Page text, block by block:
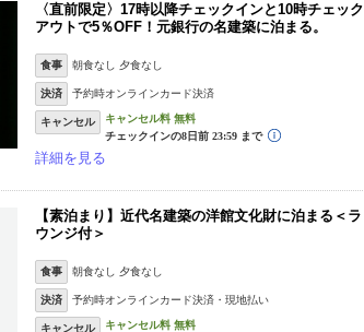
〈直前限定〉17時以降チェックインと10時チェック
アウトで5％OFF！元銀行の名建築に泊まる。
食事 朝食なし 夕食なし
決済 予約時オンラインカード決済
キャンセル
詳細を見る
【素泊まり】近代名建築の洋館文化財に泊まる＜ラ
ウンジ付＞
食事 朝食なし 夕食なし
決済 予約時オンラインカード決済・現地払い
キャンセル